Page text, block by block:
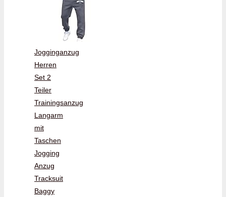
Jogginganzug
Herren
Set 2
Teiler
Trainingsanzug
Langarm
mit
Taschen
Jogging
Anzug
Tracksuit
Baggy